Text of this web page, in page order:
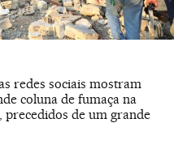
redes sociais mostram
coluna de fumaça na
de um grande